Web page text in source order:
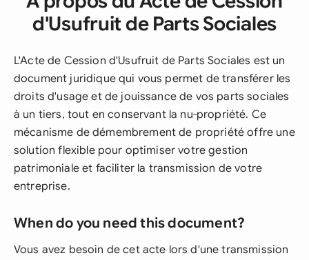
d'Usufruit de Parts Sociales
L'Acte de Cession d'Usufruit de Parts Sociales est un
document juridique qui vous permet de transférer les
droits d'usage et de jouissance de vos parts sociales
à un tiers, tout en conservant la nu-propriété. Ce
mécanisme de démembrement de propriété offre une
solution flexible pour optimiser votre gestion
patrimoniale et faciliter la transmission de votre
entreprise.
When do you need this document?
Vous avez besoin de cet acte lors d'une transmission